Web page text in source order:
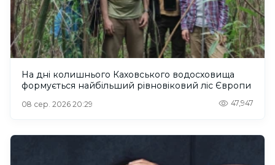
На дні колишнього Каховського водосховища
формується найбільший рівновіковий ліс Європи
08 сер. 2026 20:29 47,947